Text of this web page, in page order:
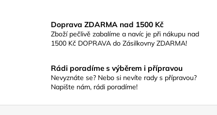
Doprava ZDARMA nad 1500 Kč
Zboží pečlivě zabalíme a navíc je při nákupu nad
1500 Kč DOPRAVA do Zásilkovny ZDARMA!
Rádi poradíme s výběrem i přípravou
Nevyznáte se? Nebo si nevíte rady s přípravou?
Napište nám, rádi poradíme!